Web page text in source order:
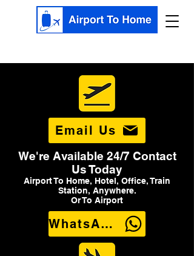
Email Us
We're Available 24/7 Contact
Us Today
Airport To Home, Hotel, Office, Train
Station, Anywhere.
Or To Airport
WhatsApp Us